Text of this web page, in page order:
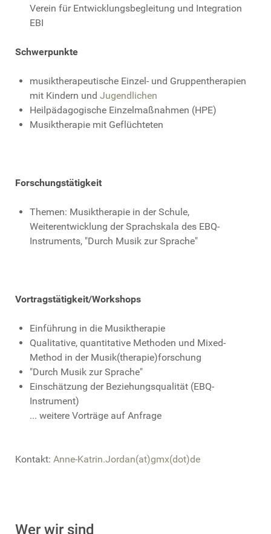
Verein für Entwicklungsbegleitung und Integration
EBI
Schwerpunkte
musiktherapeutische Einzel- und Gruppentherapien
mit Kindern und Jugendlichen
Heilpädagogische Einzelmaßnahmen (HPE)
Musiktherapie mit Geflüchteten
Forschungstätigkeit
Themen: Musiktherapie in der Schule,
Weiterentwicklung der Sprachskala des EBQ-
Instruments, "Durch Musik zur Sprache"
Vortragstätigkeit/Workshops
Einführung in die Musiktherapie
Qualitative, quantitative Methoden und Mixed-
Method in der Musik(therapie)forschung
"Durch Musik zur Sprache"
Einschätzung der Beziehungsqualität (EBQ-
Instrument)
... weitere Vorträge auf Anfrage
Kontakt: Anne-Katrin.Jordan(at)gmx(dot)de
Wer wir sind